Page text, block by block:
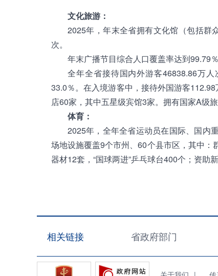
文化旅游：
2025年，年末全省拥有文化馆（包括群
次。
年末广播节目综合人口覆盖率达到99.79
全年全省接待国内外游客46838.86万
33.0％。在入境游客中，接待外国游客
店60家，其中五星级宾馆3家。拥有国家A级
体育：
2025年，全年全省运动员在国际、国内
场地设施覆盖9个市州、60个县市区，其中
器材12套，“国球两进”乒乓球台400个；资助
相关链接 省政府部门